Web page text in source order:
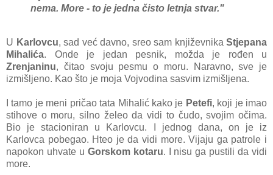
nema. More - to je jedna čisto letnja stvar."
U Karlovcu, sad već davno, sreo sam književnika Stjepana
Mihalića. Onde je jedan pesnik, možda je rođen u
Zrenjaninu, čitao svoju pesmu o moru. Naravno, sve je
izmišljeno. Kao što je moja Vojvodina sasvim izmišljena.
I tamo je meni pričao tata Mihalić kako je Petefi, koji je imao
stihove o moru, silno želeo da vidi to čudo, svojim očima.
Bio je stacioniran u Karlovcu. I jednog dana, on je iz
Karlovca pobegao. Hteo je da vidi more. Vijaju ga patrole i
napokon uhvate u Gorskom kotaru. I nisu ga pustili da vidi
more.